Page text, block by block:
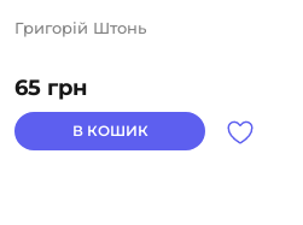
65 грн
Григорій Штонь
В КОШИК